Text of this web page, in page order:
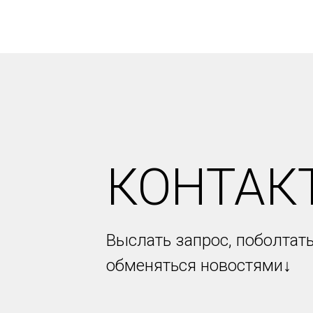
Выслать запрос,
обменяться новостями↓